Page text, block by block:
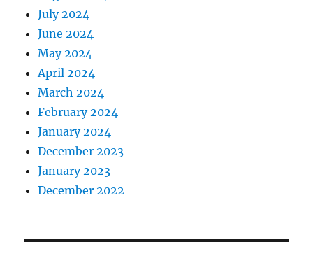
July 2024
June 2024
May 2024
April 2024
March 2024
February 2024
January 2024
December 2023
January 2023
December 2022